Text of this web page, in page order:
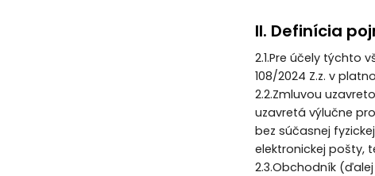
II. Definícia
2.1.Pre účely týchto
108/2024 Z.z. v
2.2.Zmluvou
uzavretá výlučne
bez súčasnej
elektronickej pošty,
2.3.Obchodník